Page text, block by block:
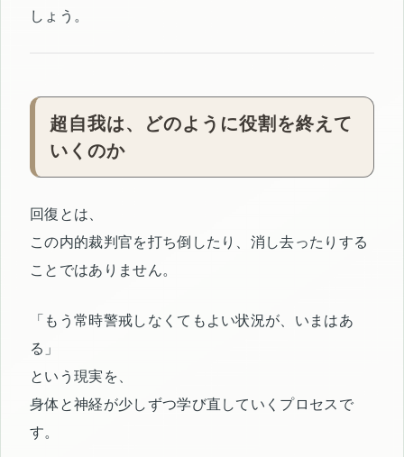
しょう。
超自我は、どのように役割を終えて
いくのか
回復とは、
この内的裁判官を打ち倒したり、消し去ったりする
ことではありません。
「もう常時警戒しなくてもよい状況が、いまはあ
る」
という現実を、
身体と神経が少しずつ学び直していくプロセスで
す。